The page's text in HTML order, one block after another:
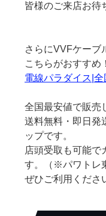
皆様のご来店お待
さらにVVFケーブ
こちらがおすすめ！
電線パラダイス|
全国最安値で販売
送料無料・即日発
ップです。
店頭受取も可能で
す。（※パワトレ
ぜひご利用くださ